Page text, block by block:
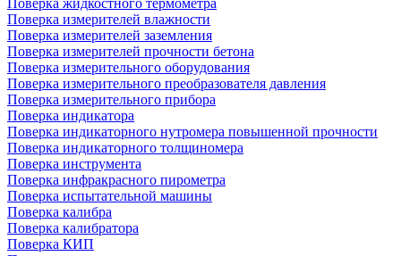
Поверка жидкостного термометра
Поверка измерителей влажности
Поверка измерителей заземления
Поверка измерителей прочности бетона
Поверка измерительного оборудования
Поверка измерительного преобразователя давления
Поверка измерительного прибора
Поверка индикатора
Поверка индикаторного нутромера повышенной прочности
Поверка индикаторного толщиномера
Поверка инструмента
Поверка инфракрасного пирометра
Поверка испытательной машины
Поверка калибра
Поверка калибратора
Поверка КИП